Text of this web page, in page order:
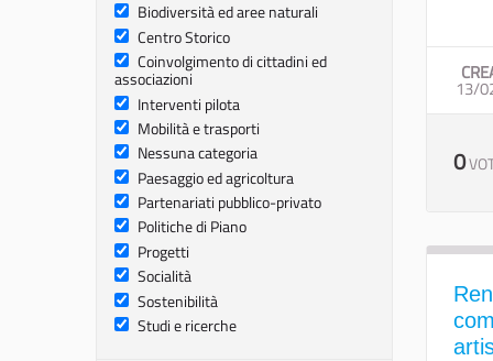
Biodiversità ed aree naturali
Centro Storico
Coinvolgimento di cittadini ed
associazioni
Interventi pilota
Mobilità e trasporti
Nessuna categoria
Paesaggio ed agricoltura
Partenariati pubblico-privato
Politiche di Piano
Progetti
Socialità
Sostenibilità
Studi e ricerche
13/
0